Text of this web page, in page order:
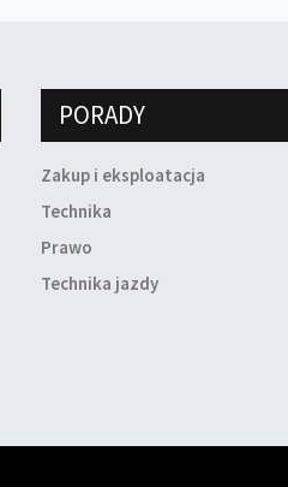
PORADY
Zakup i eksploatacja
Technika
Prawo
Technika jazdy